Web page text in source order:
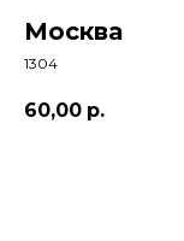
Москва
1304
60,00 р.